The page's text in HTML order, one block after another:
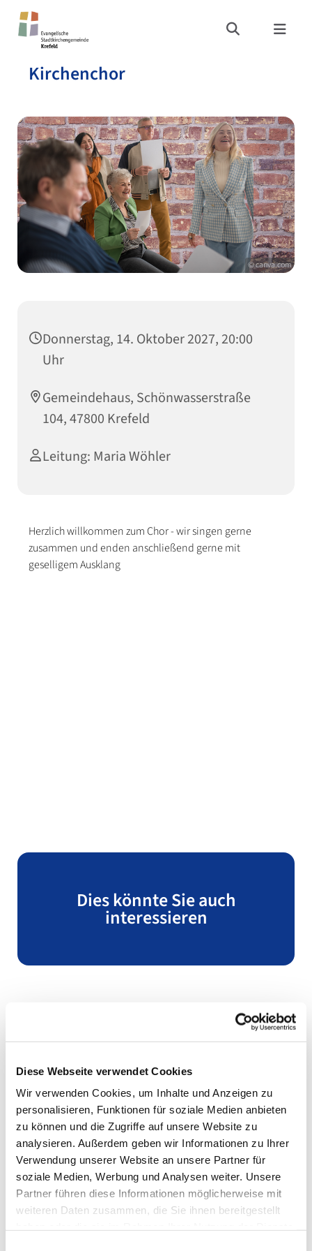
Diese Webseite verwendet Cookies
Wir verwenden Cookies, um Inhalte und Anzeigen zu
personalisieren, Funktionen für soziale Medien anbieten
zu können und die Zugriffe auf unsere Website zu
analysieren. Außerdem geben wir Informationen zu Ihrer
Verwendung unserer Website an unsere Partner für
soziale Medien, Werbung und Analysen weiter. Unsere
Partner führen diese Informationen möglicherweise mit
weiteren Daten zusammen, die Sie ihnen bereitgestellt
Kirchenchor
© canva.com
Donnerstag, 14. Oktober 2027, 20:00
Uhr
Gemeindehaus, Schönwasserstraße
104, 47800 Krefeld
Leitung: Maria Wöhler
Herzlich willkommen zum Chor - wir singen gerne
zusammen und enden anschließend gerne mit
geselligem Ausklang
Dies könnte Sie auch
interessieren